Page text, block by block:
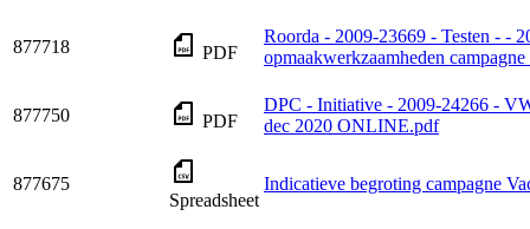
877718 PDF
Roorda - 2009-23669 - Testen - -
opmaakwerkzaamheden campagne
877750 PDF
DPC - Initiative - 2009-24266 -
dec 2020 ONLINE.pdf
877675
Spreadsheet
Indicatieve begroting campagne